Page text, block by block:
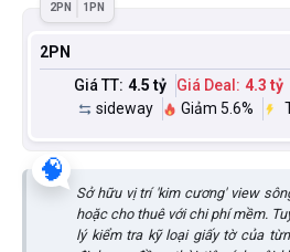
2PN 1PN
2PN
Giá TT: 4.5 tỷ Giá Deal: 4.3 tỷ
sideway
Giảm 5.6%
🧠
Sở hữu vị trí 'kim cương' view
hoặc cho thuê với chi phí mềm.
lý kiểm tra kỹ loại giấy tờ của